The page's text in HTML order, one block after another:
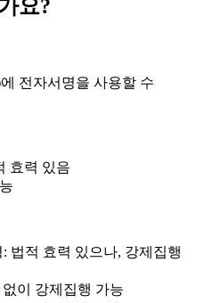
요?
전자서명을 사용할 수
효력 있음
법적 효력 있으나, 강제집행
이 강제집행 가능